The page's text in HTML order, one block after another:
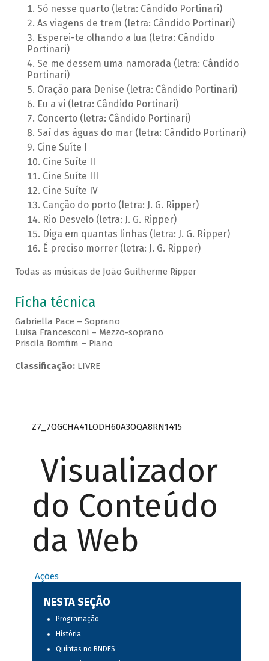
Só nesse quarto (letra: Cândido Portinari)
As viagens de trem (letra: Cândido Portinari)
Esperei-te olhando a lua (letra: Cândido
Portinari)
Se me dessem uma namorada (letra: Cândido
Portinari)
Oração para Denise (letra: Cândido Portinari)
Eu a vi (letra: Cândido Portinari)
Concerto (letra: Cândido Portinari)
Saí das águas do mar (letra: Cândido Portinari)
Cine Suíte I
Cine Suíte II
Cine Suíte III
Cine Suíte IV
Canção do porto (letra: J. G. Ripper)
Rio Desvelo (letra: J. G. Ripper)
Diga em quantas linhas (letra: J. G. Ripper)
É preciso morrer (letra: J. G. Ripper)
Todas as músicas de João Guilherme Ripper
Ficha técnica
Gabriella Pace – Soprano
Luisa Francesconi – Mezzo-soprano
Priscila Bomfim – Piano
Classificação:LIVRE
Z7_7QGCHA41LODH60A3OQA8RN1415
Visualizador
do Conteúdo
da Web
Ações
NESTA SEÇÃO
Programação
História
Quintas no BNDES